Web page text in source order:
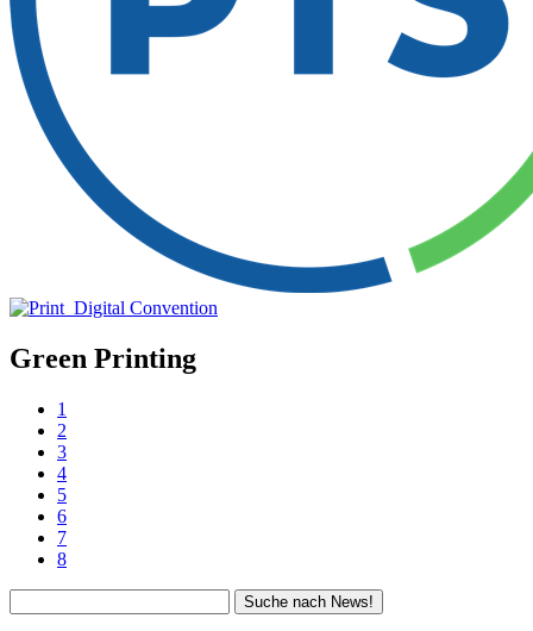
Green Printing
1
2
3
4
5
6
7
8